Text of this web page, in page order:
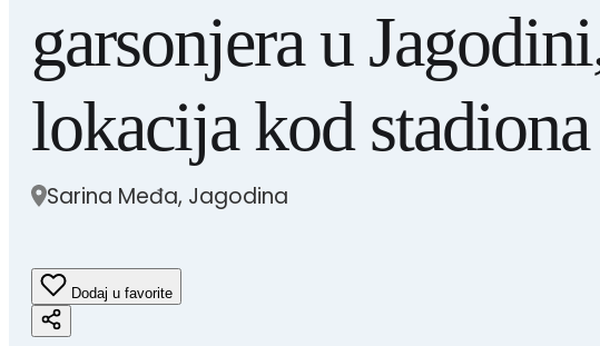
garsonjera u
lokacija kod
Sarina Međa, Jagodina
Dodaj u favorite